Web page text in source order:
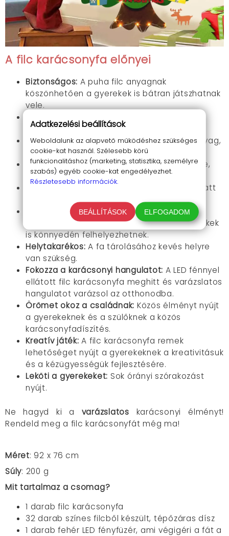
A filc karácsonyfa előnyei
Biztonságos: A puha filc anyagnak
köszönhetően a gyerekek is bátran játszhatnak
vele.
díszíteni a fát a színes filcdíszekkel.
Környezetbarát:A filc újrahasznosítható anyag,
így a fa évekig használható.
Tartós:A filc karácsonyfa nem hullik a levele,
így nem kell aggódnod a takarítás miatt.
A fa pillanatok alatt
felállítható és leszerelhető.
Könnyen díszíthető:A filc karácsonyfához
tépőzáras díszek járnak, amelyeket a gyerekek
is könnyedén felhelyezhetnek.
Helytakarékos: A fa tárolásához kevés helyre
van szükség.
Fokozza a karácsonyi hangulatot: A LED fénnyel
ellátott filc karácsonyfa meghitt és varázslatos
hangulatot varázsol az otthonodba.
Örömet okoz a családnak: Közös élményt nyújt
a gyerekeknek és a szülőknek a közös
karácsonyfadíszítés.
Kreatív játék: A filc karácsonyfa remek
lehetőséget nyújt a gyerekeknek a kreativitásuk
és a kézügyességük fejlesztésére.
Leköti a gyerekeket: Sok órányi szórakozást
nyújt.
Ne hagyd ki a varázslatos karácsonyi élményt!
Rendeld meg a filc karácsonyfát még ma!
Méret: 92 x 76 cm
Súly: 200 g
Mit tartalmaz a csomag?
1 darab filc karácsonyfa
32 darab színes filcből készült, tépőzáras dísz
1 darab fehér LED fényfüzér, ami végigéri a fát a
Adatkezelési beállítások
Weboldalunk az alapvető működéshez szükséges
cookie-kat használ. Szélesebb körű
funkcionalitáshoz (marketing, statisztika, személyre
szabás) egyéb cookie-kat engedélyezhet.
Részletesebb információk.
BEÁLLÍTÁSOK ELFOGADOM